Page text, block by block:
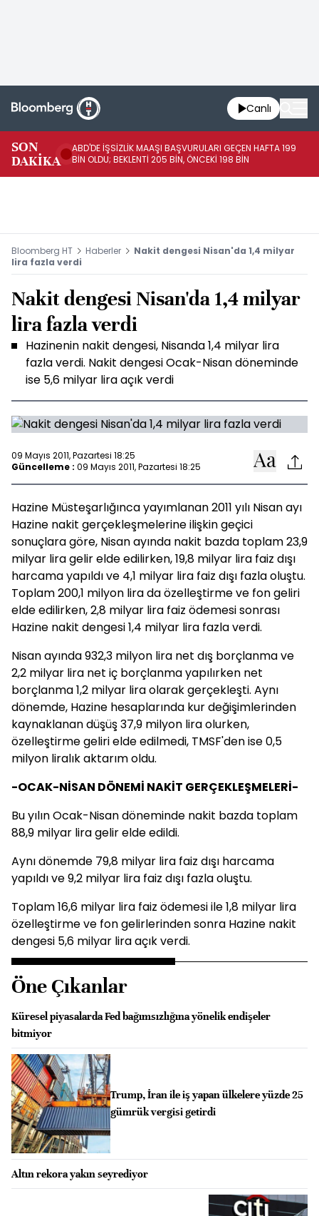
Canlı
SON
DAKİKA
ABD'DE İŞSİZLİK MAAŞI BAŞVURULARI GEÇEN HAFTA 199
BİN OLDU; BEKLENTİ 205 BİN, ÖNCEKİ 198 BİN
Bloomberg HT Haberler
Nakit dengesi Nisan'da 1,4 milyar
lira fazla verdi
Nakit dengesi Nisan'da 1,4 milyar
lira fazla verdi
Hazinenin nakit dengesi, Nisanda 1,4 milyar lira
fazla verdi. Nakit dengesi Ocak-Nisan döneminde
ise 5,6 milyar lira açık verdi
09 Mayıs 2011, Pazartesi 18:25
Güncelleme : 09 Mayıs 2011, Pazartesi 18:25
Hazine Müsteşarlığınca yayımlanan 2011 yılı Nisan ayı
Hazine nakit gerçekleşmelerine ilişkin geçici
sonuçlara göre, Nisan ayında nakit bazda toplam 23,9
milyar lira gelir elde edilirken, 19,8 milyar lira faiz dışı
harcama yapıldı ve 4,1 milyar lira faiz dışı fazla oluştu.
Toplam 200,1 milyon lira da özelleştirme ve fon geliri
elde edilirken, 2,8 milyar lira faiz ödemesi sonrası
Hazine nakit dengesi 1,4 milyar lira fazla verdi.
Nisan ayında 932,3 milyon lira net dış borçlanma ve
2,2 milyar lira net iç borçlanma yapılırken net
borçlanma 1,2 milyar lira olarak gerçekleşti. Aynı
dönemde, Hazine hesaplarında kur değişimlerinden
kaynaklanan düşüş 37,9 milyon lira olurken,
özelleştirme geliri elde edilmedi, TMSF'den ise 0,5
milyon liralık aktarım oldu.
-OCAK-NİSAN DÖNEMİ NAKİT GERÇEKLEŞMELERİ-
Bu yılın Ocak-Nisan döneminde nakit bazda toplam
88,9 milyar lira gelir elde edildi.
Aynı dönemde 79,8 milyar lira faiz dışı harcama
yapıldı ve 9,2 milyar lira faiz dışı fazla oluştu.
Toplam 16,6 milyar lira faiz ödemesi ile 1,8 milyar lira
özelleştirme ve fon gelirlerinden sonra Hazine nakit
dengesi 5,6 milyar lira açık verdi.
Öne Çıkanlar
Küresel piyasalarda Fed bağımsızlığına yönelik endişeler
bitmiyor
Trump, İran ile iş yapan ülkelere yüzde 25
gümrük vergisi getirdi
Altın rekora yakın seyrediyor